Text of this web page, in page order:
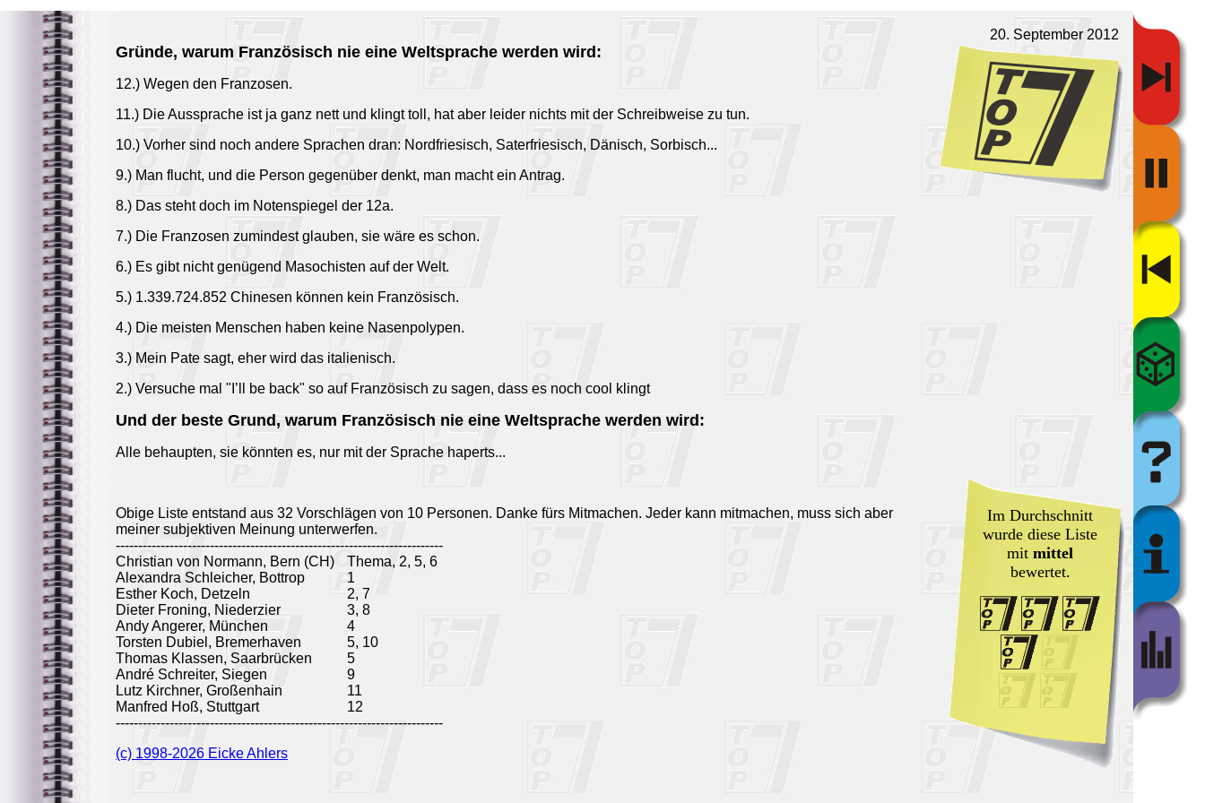
20. September 2012
Gründe, warum Französisch nie eine Weltsprache werden wird:
12.) Wegen den Franzosen.
11.) Die Aussprache ist ja ganz nett und klingt toll, hat aber leider nichts mit der Schreibweise zu tun.
10.) Vorher sind noch andere Sprachen dran: Nordfriesisch, Saterfriesisch, Dänisch, Sorbisch...
9.) Man flucht, und die Person gegenüber denkt, man macht ein Antrag.
8.) Das steht doch im Notenspiegel der 12a.
7.) Die Franzosen zumindest glauben, sie wäre es schon.
6.) Es gibt nicht genügend Masochisten auf der Welt.
5.) 1.339.724.852 Chinesen können kein Französisch.
4.) Die meisten Menschen haben keine Nasenpolypen.
3.) Mein Pate sagt, eher wird das italienisch.
2.) Versuche mal "I’ll be back" so auf Französisch zu sagen, dass es noch cool klingt
Und der beste Grund, warum Französisch nie eine Weltsprache werden wird:
Alle behaupten, sie könnten es, nur mit der Sprache haperts...
Obige Liste entstand aus 32 Vorschlägen von 10 Personen. Danke fürs Mitmachen. Jeder kann mitmachen, muss sich aber
meiner subjektiven Meinung unterwerfen.
-------------------------------------------------------------------------
Christian von Normann, Bern (CH)
Thema, 2, 5, 6
Alexandra Schleicher, Bottrop
1
Esther Koch, Detzeln
2, 7
Dieter Froning, Niederzier
3, 8
Andy Angerer, München
4
Torsten Dubiel, Bremerhaven
5, 10
Thomas Klassen, Saarbrücken
5
André Schreiter, Siegen
9
Lutz Kirchner, Großenhain
11
Manfred Hoß, Stuttgart
12
-------------------------------------------------------------------------
(c) 1998-2026 Eicke Ahlers
Im Durchschnitt
wurde diese Liste
mit mittel
bewertet.